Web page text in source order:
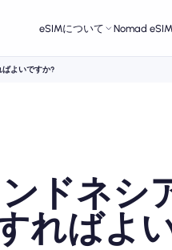
eSIMについて Nomad
よいですか?
ドネシ
ればよ